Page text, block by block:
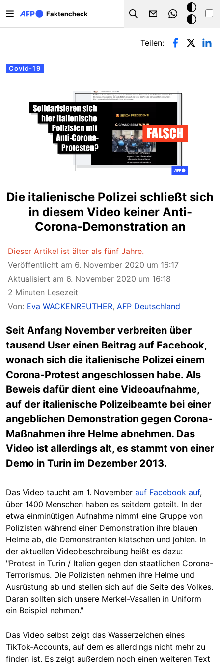
Faktencheck
Search
Dark
Mode
Primäre Reiter
Covid-19
Teilen:
Die italienische Polizei schließt sich
in diesem Video keiner Anti-
Corona-Demonstration an
Dieser Artikel ist älter als fünf Jahre.
Veröffentlicht am 6. November 2020 um 16:17
Aktualisiert am 6. November 2020 um 16:18
2 Minuten Lesezeit
Von: Eva WACKENREUTHER, AFP Deutschland
Seit Anfang November verbreiten über
tausend User einen Beitrag auf Facebook,
wonach sich die italienische Polizei einem
Corona-Protest angeschlossen habe. Als
Beweis dafür dient eine Videoaufnahme,
auf der italienische Polizeibeamte bei einer
angeblichen Demonstration gegen Corona-
Maßnahmen ihre Helme abnehmen. Das
Video ist allerdings alt, es stammt von einer
Demo in Turin im Dezember 2013.
Das Video taucht am 1. November auf Facebook auf,
über 1400 Menschen haben es seitdem geteilt. In der
etwa einminütigen Aufnahme nimmt eine Gruppe von
Polizisten während einer Demonstration ihre blauen
Helme ab, die Demonstranten klatschen und johlen. In
der aktuellen Videobeschreibung heißt es dazu:
"Protest in Turin / Italien gegen den staatlichen Corona-
Terrorismus. Die Polizisten nehmen ihre Helme und
Ausrüstung ab und stellen sich auf die Seite des Volkes.
Daran sollten sich unsere Merkel-Vasallen in Uniform
ein Beispiel nehmen."
Das Video selbst zeigt das Wasserzeichen eines
TikTok-Accounts, auf dem es allerdings nicht mehr zu
finden ist. Es zeigt außerdem noch einen weiteren Text